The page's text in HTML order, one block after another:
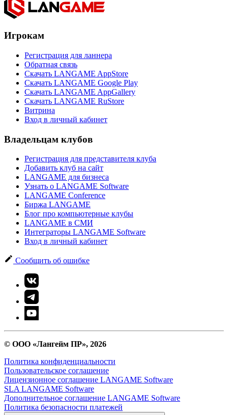
Игрокам
Регистрация для ланнера
Обратная связь
Скачать LANGAME AppStore
Скачать LANGAME Google Play
Скачать LANGAME AppGallery
Скачать LANGAME RuStore
Витрина
Вход в личный кабинет
Владельцам клубов
Регистрация для представителя клуба
Добавить клуб на сайт
LANGAME для бизнеса
Узнать о LANGAME Software
LANGAME Conference
Биржа LANGAME
Блог про компьютерные клубы
LANGAME в СМИ
Интеграторы LANGAME Software
Вход в личный кабинет
Сообщить об ошибке
© ООО «Лангейм ПР», 2026
Политика конфиденциальности
Пользовательское соглашение
Лицензионное соглашение LANGAME Software
SLA LANGAME Software
Дополнительное соглашение LANGAME Software
Политика безопасности платежей